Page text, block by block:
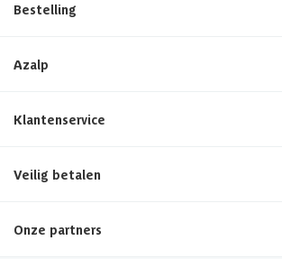
Bestelling
Azalp
Klantenservice
Veilig betalen
Onze partners